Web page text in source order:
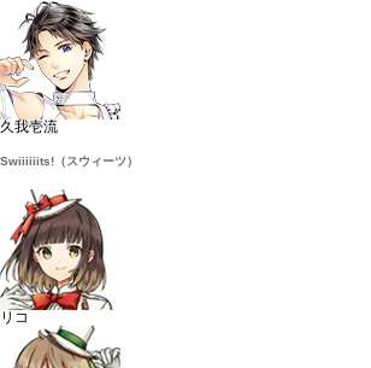
久我壱流
Swiiiiiits!（スウィーツ）
リコ